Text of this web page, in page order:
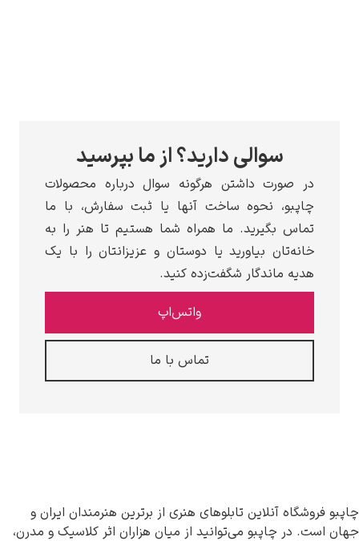
سوالی دارید؟ از ما بپرسید
داشتن هرگونه سوال درباره محصولات
نحوه ساخت آنها یا ثبت سفارش، با ما
بگیرید. ما همراه شما هستیم تا هنر را به
بیاورید یا دوستان و عزیزانتان را با یک
ماندگار شگفت‌زده کنید.
آنلاین تابلوهای هنری از برترین هنرمندان ایران و
چاپبو می‌توانید از میان هزاران اثر کلاسیک و مدرن،